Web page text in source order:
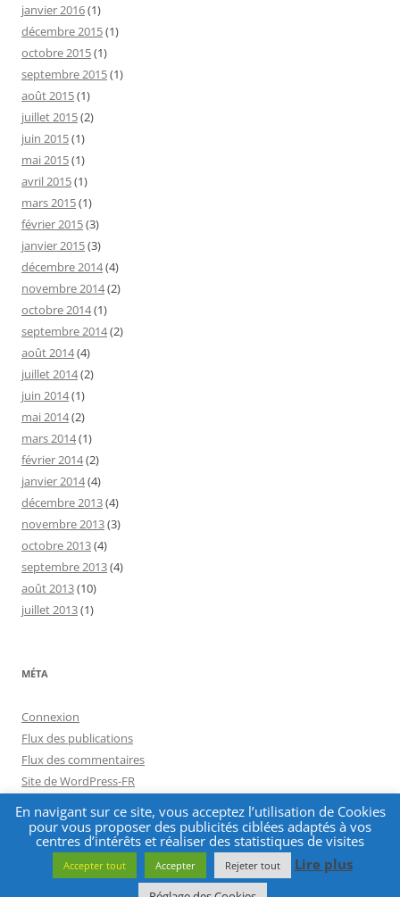
janvier 2016(1)
décembre 2015(1)
octobre 2015(1)
septembre 2015(1)
août 2015(1)
juillet 2015(2)
juin 2015(1)
mai 2015(1)
avril 2015(1)
mars 2015(1)
février 2015(3)
janvier 2015(3)
décembre 2014(4)
novembre 2014(2)
octobre 2014(1)
septembre 2014(2)
août 2014(4)
juillet 2014(2)
juin 2014(1)
mai 2014(2)
mars 2014(1)
février 2014(2)
janvier 2014(4)
décembre 2013(4)
novembre 2013(3)
octobre 2013(4)
septembre 2013(4)
août 2013(10)
juillet 2013(1)
MÉTA
Connexion
Flux des publications
Flux des commentaires
Site de WordPress-FR
Fièrement propulsé par WordPress
En navigant sur ce site, vous acceptez l’utilisation de Cookies
pour vous proposer des publicités ciblées adaptés à vos
centres d’intérêts et réaliser des statistiques de visites
Accepter tout Accepter Rejeter tout Lire plus